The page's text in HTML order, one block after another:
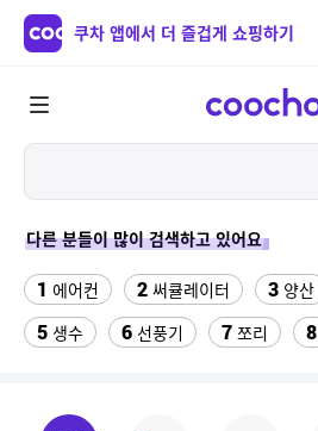
쿠차 앱에서 더 즐겁게 쇼핑하기
다른 분들이 많이 검색하고 있어요
1 에어컨 2 써큘레이터 3 양산
5 생수 6 선풍기 7 쪼리 8
12 여자라인 댄스복